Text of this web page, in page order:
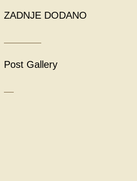
ZADNJE DODANO
Post Gallery